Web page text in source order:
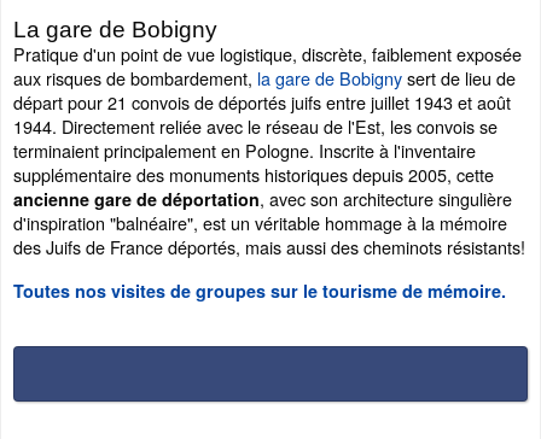
La gare de Bobigny
Pratique d'un point de vue logistique, discrète, faiblement exposée
aux risques de bombardement, la gare de Bobignysert de lieu de
départ pour 21 convois de déportés juifs entre juillet 1943 et août
1944. Directement reliée avec le réseau de l'Est, les convois se
terminaient principalement en Pologne. Inscrite à l'inventaire
supplémentaire des monuments historiques depuis 2005, cette
ancienne gare de déportation, avec son architecture singulière
d'inspiration "balnéaire", est un véritable hommage à la mémoire
des Juifs de France déportés, mais aussi des cheminots résistants!
Toutes nos visites de groupes sur le tourisme de mémoire.